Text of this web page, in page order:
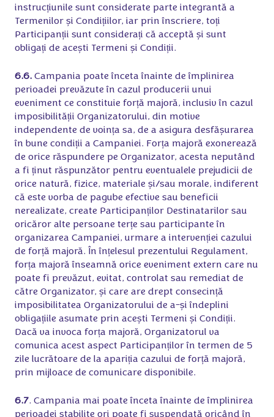
instrucțiunile sunt considerate parte integrantă a
Termenilor și Condițiilor, iar prin înscriere, toți
Participanții sunt considerați că acceptă și sunt
obligați de acești Termeni și Condiții.
6.6. Campania poate înceta înainte de împlinirea
perioadei prevăzute în cazul producerii unui
eveniment ce constituie forță majoră, inclusiv în cazul
imposibilității Organizatorului, din motive
independente de voința sa, de a asigura desfășurarea
în bune condiții a Campaniei. Forța majoră exonerează
de orice răspundere pe Organizator, acesta neputând
a fi ținut răspunzător pentru eventualele prejudicii de
orice natură, fizice, materiale și/sau morale, indiferent
că este vorba de pagube efective sau beneficii
nerealizate, create Participanților Destinatarilor sau
oricăror alte persoane terțe sau participante în
organizarea Campaniei, urmare a intervenției cazului
de forță majoră. În înțelesul prezentului Regulament,
forța majoră înseamnă orice eveniment extern care nu
poate fi prevăzut, evitat, controlat sau remediat de
către Organizator, și care are drept consecință
imposibilitatea Organizatorului de a-și îndeplini
obligațiile asumate prin acești Termeni și Condiții.
Dacă va invoca forța majoră, Organizatorul va
comunica acest aspect Participanților în termen de 5
zile lucrătoare de la apariția cazului de forță majoră,
prin mijloace de comunicare disponibile.
6.7. Campania mai poate înceta înainte de împlinirea
perioadei stabilite ori poate fi suspendată oricând în